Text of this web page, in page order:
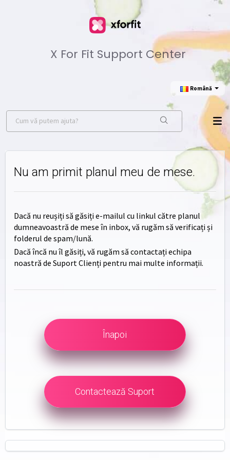
X For Fit Support Center
Română
Nu am primit planul meu de mese.
Dacă nu reușiți să găsiți e-mailul cu linkul către planul
dumneavoastră de mese în inbox, vă rugăm să verificați și
folderul de spam/lună.
Dacă încă nu îl găsiți, vă rugăm să contactați echipa
noastră de Suport Clienți pentru mai multe informații.
Înapoi
Contactează Suport